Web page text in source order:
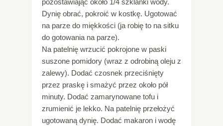
pozostawiając około 1/4 szklanki wody.
Dynię obrać, pokroić w kostkę. Ugotować
na parze do miękkości (ja robię to na sitku
do gotowania na parze).
Na patelnię wrzucić pokrojone w paski
suszone pomidory (wraz z odrobiną oleju z
zalewy). Dodać czosnek przeciśnięty
przez praskę i smażyć przez około pół
minuty. Dodać zamarynowane tofu i
zrumienić je lekko. Na patelnię przełożyć
ugotowaną dynię. Dodać makaron i wodę